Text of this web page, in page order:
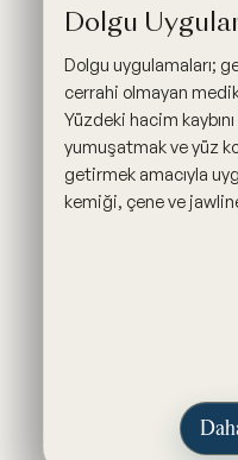
Dolgu
Dolgu uygulamaları;
cerrahi olmayan
Yüzdeki hacim
yumuşatmak ve yüz
getirmek amacıyla
kemiği, çene ve